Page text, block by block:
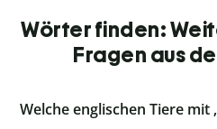
Wörter finden:
Fragen aus
Welche englischen Tiere mit